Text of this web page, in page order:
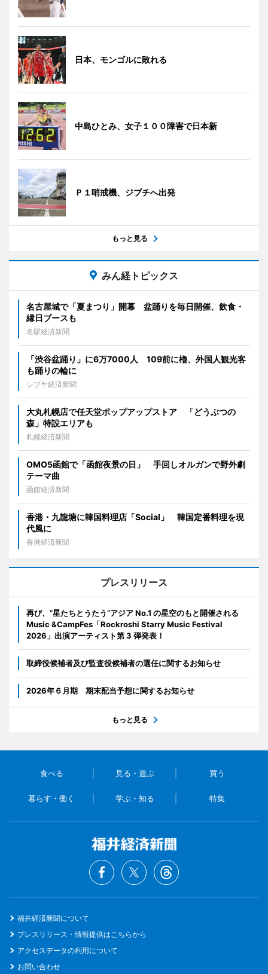
日本、モンゴルに敗れる
中島ひとみ、女子１００障害で日本新
Ｐ１哨戒機、ジブチへ出発
もっと見る
みん経トピックス
名古屋城で「夏まつり」開幕 盆踊りを毎日開催、飲食・
縁日ブースも
名駅経済新聞
「渋谷盆踊り」に6万7000人 109前に櫓、外国人観光客
も踊りの輪に
シブヤ経済新聞
大丸札幌店で任天堂ポップアップストア 「どうぶつの
森」特設エリアも
札幌経済新聞
OMO5函館で「函館夜景の日」 手回しオルガンで野外劇
テーマ曲
函館経済新聞
香港・九龍塘に韓国料理店「Social」 韓国定番料理を現
代風に
香港経済新聞
プレスリリース
再び、”星たちとうたう”アジア No.1 の星空のもと開催される
Music &CampFes「Rockroshi Starry Music Festival
2026」出演アーティスト第 3 弾発表！
取締役候補者及び監査役候補者の選任に関するお知らせ
2026年６月期 期末配当予想に関するお知らせ
もっと見る
食べる 見る・遊ぶ 買う
暮らす・働く 学ぶ・知る 特集
福井経済新聞について
プレスリリース・情報提供はこちらから
アクセスデータの利用について
お問い合わせ